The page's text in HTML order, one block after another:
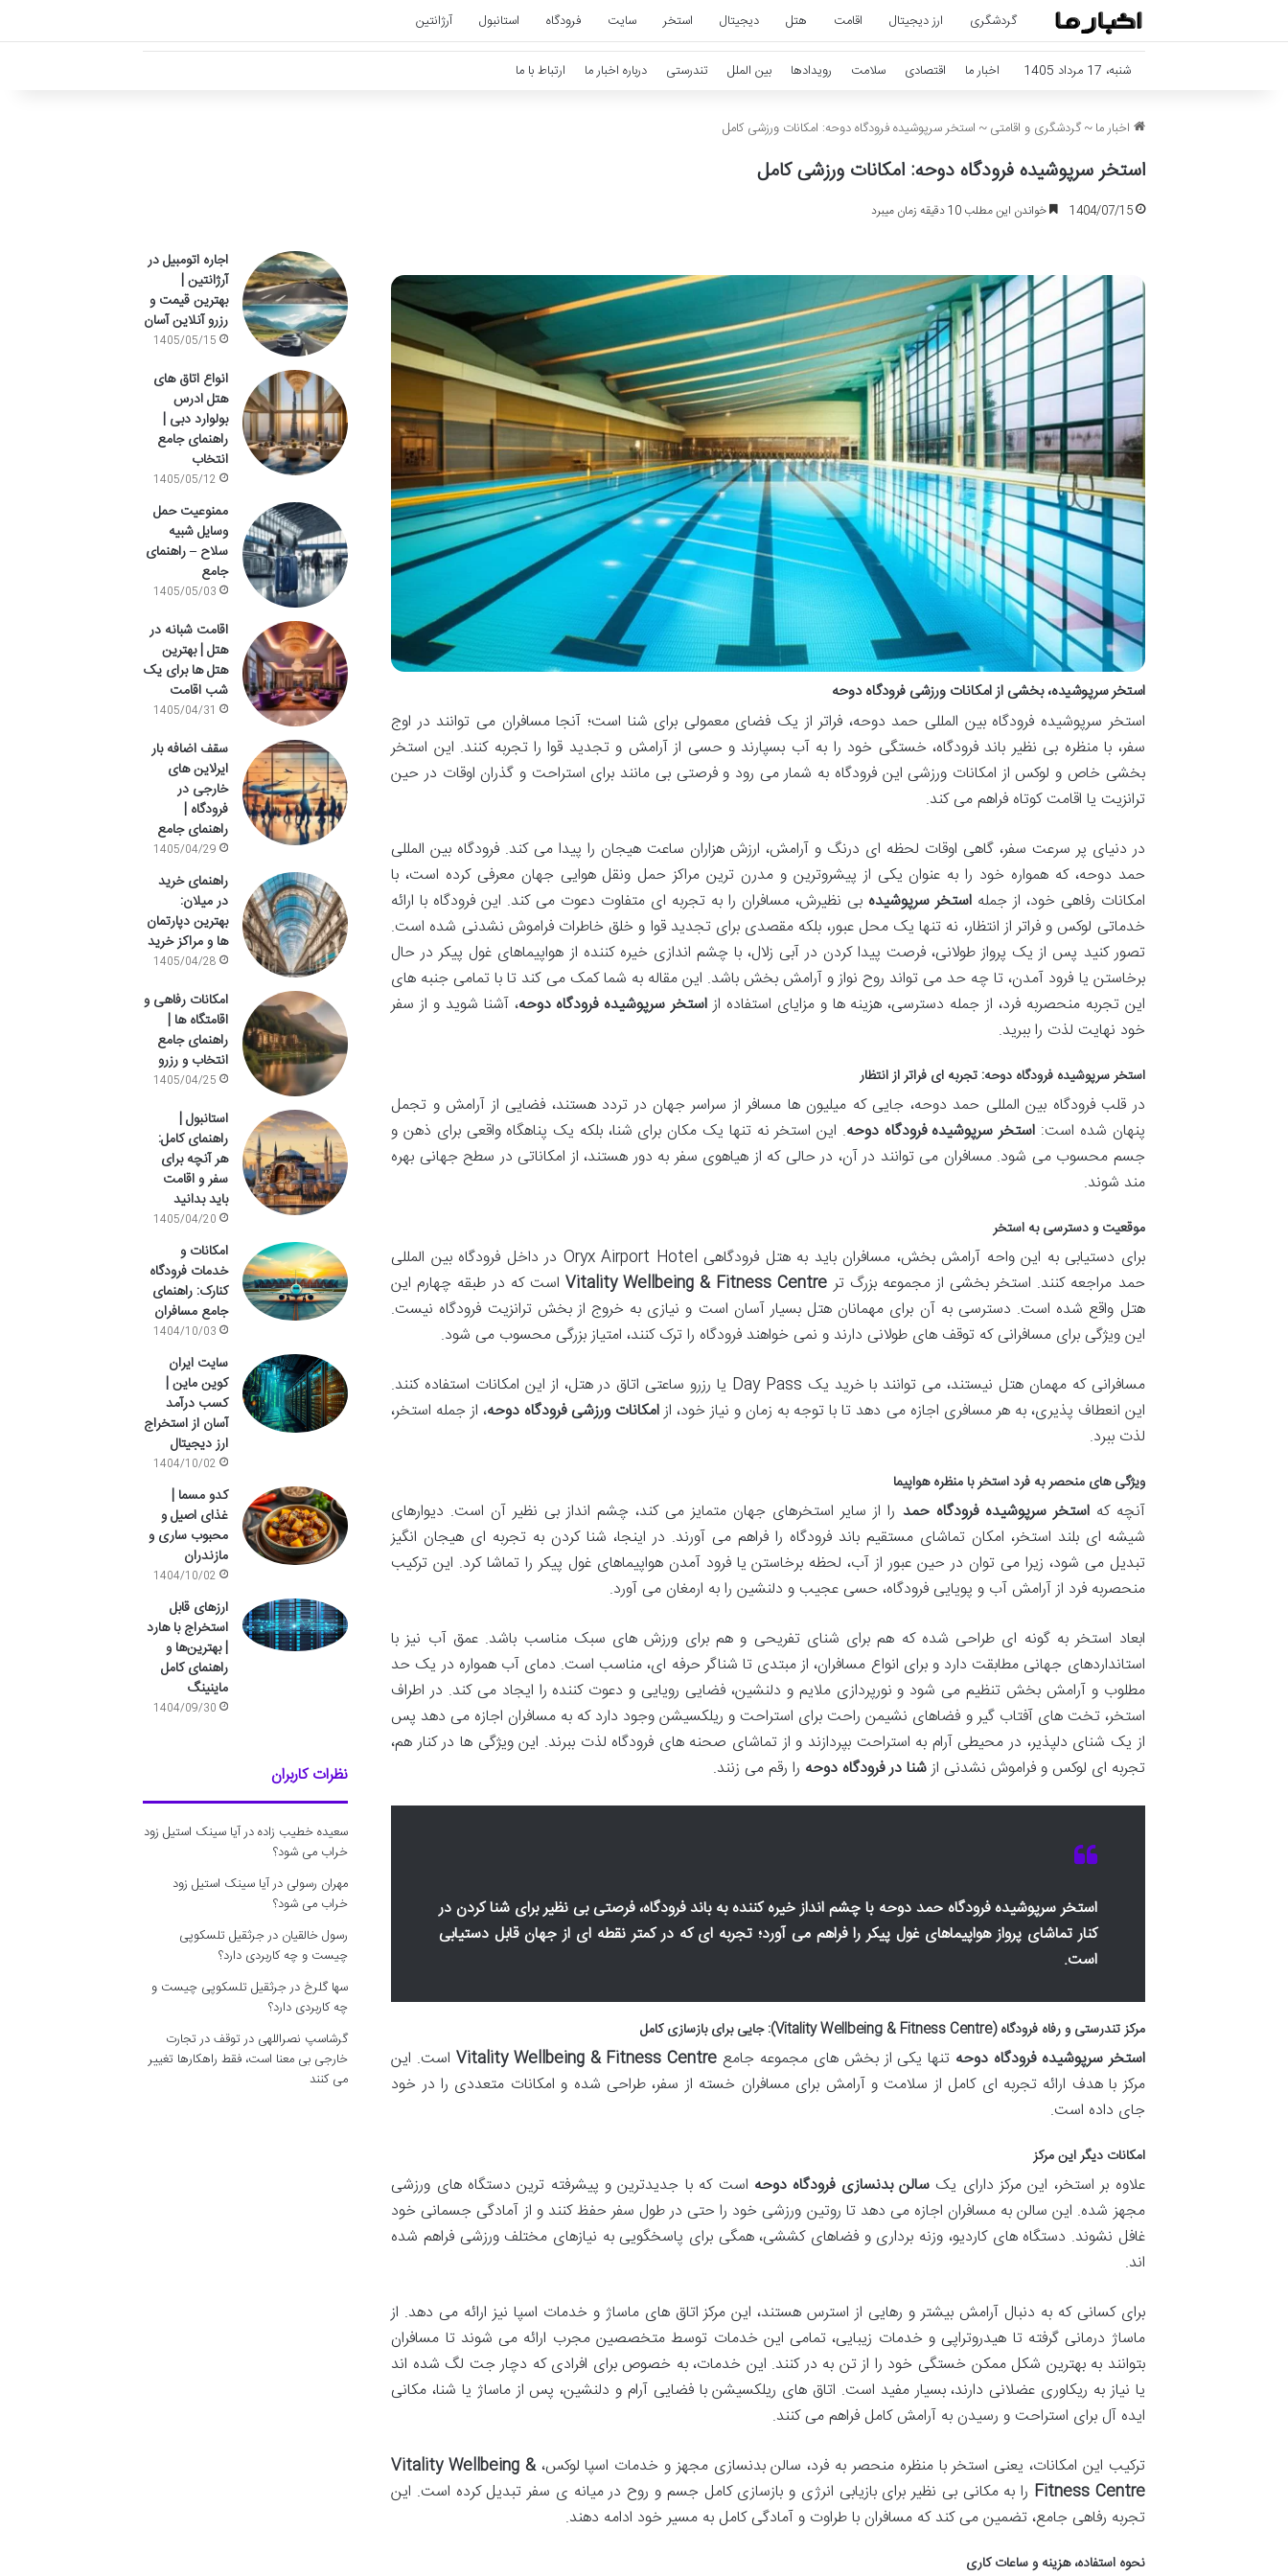
گردشگری ارز دیجیتال اقامت هتل دیجیتال استخر سایت فرودگاه استانبول آرژانتین
شنبه، 17 مرداد 1405 اخبار ما اقتصادی سلامت رویدادها بین الملل تندرستی درباره اخبار ما ارتباط با ما
اخبار ما ~ گردشگری و اقامتی ~ استخر سرپوشیده فرودگاه دوحه: امکانات ورزشی کامل
استخر سرپوشیده فرودگاه دوحه: امکانات ورزشی کامل
1404/07/15 خواندن این مطلب 10 دقیقه زمان میبرد
استخر سرپوشیده، بخشی از امکانات ورزشی فرودگاه دوحه
استخر سرپوشیده فرودگاه بین المللی حمد دوحه، فراتر از یک فضای معمولی برای شنا است؛ آنجا مسافران می توانند در اوج
سفر، با منظره بی نظیر باند فرودگاه، خستگی خود را به آب بسپارند و حسی از آرامش و تجدید قوا را تجربه کنند. این استخر
بخشی خاص و لوکس از امکانات ورزشی این فرودگاه به شمار می رود و فرصتی بی مانند برای استراحت و گذران اوقات در حین
ترانزیت یا اقامت کوتاه فراهم می کند.
در دنیای پر سرعت سفر، گاهی اوقات لحظه ای درنگ و آرامش، ارزش هزاران ساعت هیجان را پیدا می کند. فرودگاه بین المللی
حمد دوحه، که همواره خود را به عنوان یکی از پیشروترین و مدرن ترین مراکز حمل ونقل هوایی جهان معرفی کرده است، با
امکانات رفاهی خود، از جملهاستخر سرپوشیده بی نظیرش، مسافران را به تجربه ای متفاوت دعوت می کند. این فرودگاه با ارائه
خدماتی لوکس و فراتر از انتظار، نه تنها یک محل عبور، بلکه مقصدی برای تجدید قوا و خلق خاطرات فراموش نشدنی شده است.
تصور کنید پس از یک پرواز طولانی، فرصت پیدا کردن در آبی زلال، با چشم اندازی خیره کننده از هواپیماهای غول پیکر در حال
برخاستن یا فرود آمدن، تا چه حد می تواند روح نواز و آرامش بخش باشد. این مقاله به شما کمک می کند تا با تمامی جنبه های
این تجربه منحصربه فرد، از جمله دسترسی، هزینه ها و مزایای استفاده ازاستخر سرپوشیده فرودگاه دوحه، آشنا شوید و از سفر
خود نهایت لذت را ببرید.
استخر سرپوشیده فرودگاه دوحه: تجربه ای فراتر از انتظار
در قلب فرودگاه بین المللی حمد دوحه، جایی که میلیون ها مسافر از سراسر جهان در تردد هستند، فضایی از آرامش و تجمل
پنهان شده است: استخر سرپوشیده فرودگاه دوحه. این استخر نه تنها یک مکان برای شنا، بلکه یک پناهگاه واقعی برای ذهن و
جسم محسوب می شود. مسافران می توانند در آن، در حالی که از هیاهوی سفر به دور هستند، از امکاناتی در سطح جهانی بهره
مند شوند.
موقعیت و دسترسی به استخر
برای دستیابی به این واحه آرامش بخش، مسافران باید به هتل فرودگاهی Oryx Airport Hotel در داخل فرودگاه بین المللی
حمد مراجعه کنند. استخر بخشی از مجموعه بزرگ تر Vitality Wellbeing & Fitness Centre است که در طبقه چهارم این
هتل واقع شده است. دسترسی به آن برای مهمانان هتل بسیار آسان است و نیازی به خروج از بخش ترانزیت فرودگاه نیست.
این ویژگی برای مسافرانی که توقف های طولانی دارند و نمی خواهند فرودگاه را ترک کنند، امتیاز بزرگی محسوب می شود.
مسافرانی که مهمان هتل نیستند، می توانند با خرید یک Day Pass یا رزرو ساعتی اتاق در هتل، از این امکانات استفاده کنند.
این انعطاف پذیری، به هر مسافری اجازه می دهد تا با توجه به زمان و نیاز خود، ازامکانات ورزشی فرودگاه دوحه، از جمله استخر،
لذت ببرد.
ویژگی های منحصر به فرد استخر با منظره هواپیما
آنچه کهاستخر سرپوشیده فرودگاه حمد را از سایر استخرهای جهان متمایز می کند، چشم انداز بی نظیر آن است. دیوارهای
شیشه ای بلند استخر، امکان تماشای مستقیم باند فرودگاه را فراهم می آورند. در اینجا، شنا کردن به تجربه ای هیجان انگیز
تبدیل می شود، زیرا می توان در حین عبور از آب، لحظه برخاستن یا فرود آمدن هواپیماهای غول پیکر را تماشا کرد. این ترکیب
منحصربه فرد از آرامش آب و پویایی فرودگاه، حسی عجیب و دلنشین را به ارمغان می آورد.
ابعاد استخر به گونه ای طراحی شده که هم برای شنای تفریحی و هم برای ورزش های سبک مناسب باشد. عمق آب نیز با
استانداردهای جهانی مطابقت دارد و برای انواع مسافران، از مبتدی تا شناگر حرفه ای، مناسب است. دمای آب همواره در یک حد
مطلوب و آرامش بخش تنظیم می شود و نورپردازی ملایم و دلنشین، فضایی رویایی و دعوت کننده را ایجاد می کند. در اطراف
استخر، تخت های آفتاب گیر و فضاهای نشیمن راحت برای استراحت و ریلکسیشن وجود دارد که به مسافران اجازه می دهد پس
از یک شنای دلپذیر، در محیطی آرام به استراحت بپردازند و از تماشای صحنه های فرودگاه لذت ببرند. این ویژگی ها در کنار هم،
تجربه ای لوکس و فراموش نشدنی ازشنا در فرودگاه دوحه را رقم می زنند.
استخر سرپوشیده فرودگاه حمد دوحه با چشم انداز خیره کننده به باند فرودگاه، فرصتی بی نظیر برای شنا کردن در
کنار تماشای پرواز هواپیماهای غول پیکر را فراهم می آورد؛ تجربه ای که در کمتر نقطه ای از جهان قابل دستیابی
است.
مرکز تندرستی و رفاه فرودگاه (Vitality Wellbeing & Fitness Centre): جایی برای بازسازی کامل
استخر سرپوشیده فرودگاه دوحه تنها یکی از بخش های مجموعه جامع Vitality Wellbeing & Fitness Centre است. این
مرکز با هدف ارائه تجربه ای کامل از سلامت و آرامش برای مسافران خسته از سفر، طراحی شده و امکانات متعددی را در خود
جای داده است.
امکانات دیگر این مرکز
علاوه بر استخر، این مرکز دارای یک سالن بدنسازی فرودگاه دوحه است که با جدیدترین و پیشرفته ترین دستگاه های ورزشی
مجهز شده. این سالن به مسافران اجازه می دهد تا روتین ورزشی خود را حتی در طول سفر حفظ کنند و از آمادگی جسمانی خود
غافل نشوند. دستگاه های کاردیو، وزنه برداری و فضاهای کششی، همگی برای پاسخگویی به نیازهای مختلف ورزشی فراهم شده
اند.
برای کسانی که به دنبال آرامش بیشتر و رهایی از استرس هستند، این مرکز اتاق های ماساژ و خدمات اسپا نیز ارائه می دهد. از
ماساژ درمانی گرفته تا هیدروتراپی و خدمات زیبایی، تمامی این خدمات توسط متخصصین مجرب ارائه می شوند تا مسافران
بتوانند به بهترین شکل ممکن خستگی خود را از تن به در کنند. این خدمات، به خصوص برای افرادی که دچار جت لگ شده اند
یا نیاز به ریکاوری عضلانی دارند، بسیار مفید است. اتاق های ریلکسیشن با فضایی آرام و دلنشین، پس از ماساژ یا شنا، مکانی
ایده آل برای استراحت و رسیدن به آرامش کامل فراهم می کنند.
ترکیب این امکانات، یعنی استخر با منظره منحصر به فرد، سالن بدنسازی مجهز و خدمات اسپا لوکس،Vitality Wellbeing &
Fitness Centre را به مکانی بی نظیر برای بازیابی انرژی و بازسازی کامل جسم و روح در میانه ی سفر تبدیل کرده است. این
تجربه رفاهی جامع، تضمین می کند که مسافران با طراوت و آمادگی کامل به مسیر خود ادامه دهند.
نحوه استفاده، هزینه و ساعات کاری
اجاره اتومبیل در
آرژانتین |
بهترین قیمت و
رزرو آنلاین آسان
1405/05/15
انواع اتاق های
هتل ادرس
بولوارد دبی |
راهنمای جامع
انتخاب
1405/05/12
ممنوعیت حمل
وسایل شبیه
سلاح – راهنمای
جامع
1405/05/03
اقامت شبانه در
هتل | بهترین
هتل ها برای یک
شب اقامت
1405/04/31
سقف اضافه بار
ایرلاین های
خارجی در
فرودگاه |
راهنمای جامع
1405/04/29
راهنمای خرید
در میلان:
بهترین دپارتمان
ها و مراکز خرید
1405/04/28
امکانات رفاهی و
اقامتگاه ها |
راهنمای جامع
انتخاب و رزرو
1405/04/25
استانبول |
راهنمای کامل:
هر آنچه برای
سفر و اقامت
باید بدانید
1405/04/20
امکانات و
خدمات فرودگاه
کنارک: راهنمای
جامع مسافران
1404/10/03
سایت ایران
کوین ماین |
کسب درآمد
آسان از استخراج
ارز دیجیتال
1404/10/02
کدو مسما |
غذای اصیل و
محبوب ساری و
مازندران
1404/10/02
ارزهای قابل
استخراج با هارد
| بهترین‌ها و
راهنمای کامل
ماینینگ
1404/09/30
نظرات کاربران
سعیده خطیب زادهدرآیا سینک استیل زود
خراب می شود؟
مهران رسولی درآیا سینک استیل زود
خراب می شود؟
رسول خالقیان درجرثقیل تلسکوپی
چیست و چه کاربردی دارد؟
سها گلرخ درجرثقیل تلسکوپی چیست و
چه کاربردی دارد؟
گرشاسپ نصراللهی درتوقف در تجارت
خارجی بی معنا است، فقط راهکارها تغییر
می کنند